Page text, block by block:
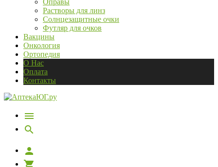
Оправы
Растворы для линз
Солнцезащитные очки
Футляр для очков
Вакцины
Онкология
Ортопедия
О Нас
Оплата
Контакты